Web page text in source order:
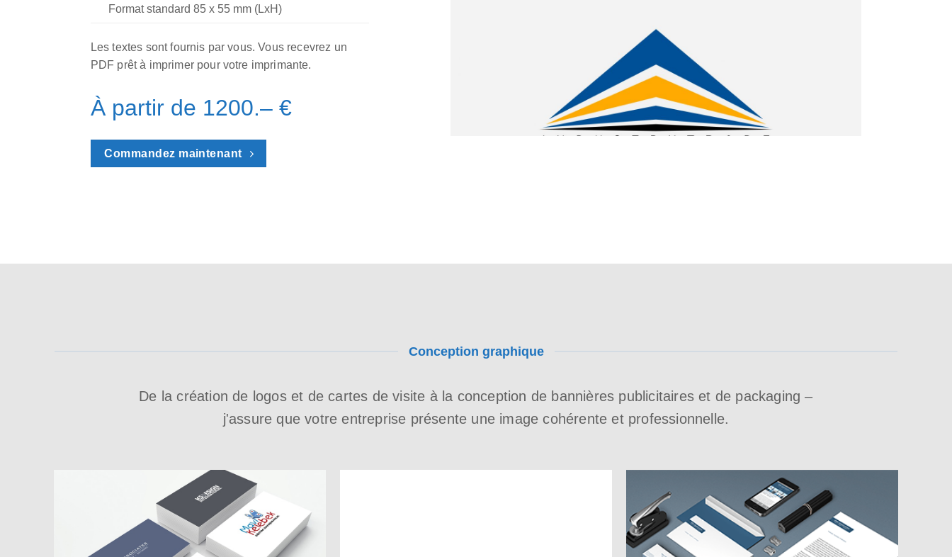
Format standard 85 x 55 mm (LxH)
Les textes sont fournis par vous. Vous recevrez un
PDF prêt à imprimer pour votre imprimante.
À partir de 1200.– €
Commandez maintenant
Conception graphique
De la création de logos et de cartes de visite à la conception de bannières publicitaires et de packaging –
j'assure que votre entreprise présente une image cohérente et professionnelle.